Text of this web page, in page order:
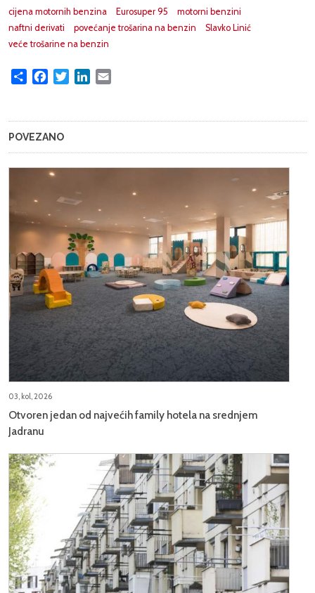
cijena motornih benzina
Eurosuper 95
motorni benzini
naftni derivati
povećanje trošarina na benzin
Slavko Linić
veće trošarine na benzin
Share FacebookTwitterLinkedIn
POVEZANO
03, kol, 2026
Otvoren jedan od najvećih family hotela na srednjem
Jadranu